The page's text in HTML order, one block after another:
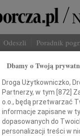
Odeszli Poradnik
Janina
REGION: Kielce
EMISJI: 19.01.2010
Dbamy o Twoją
Droga Użytkowniczko,
Partnerzy, w tym [872]
o.o., będą przetwarzać
informacje zapisane w
dopasowanych do
personalizacji treści w